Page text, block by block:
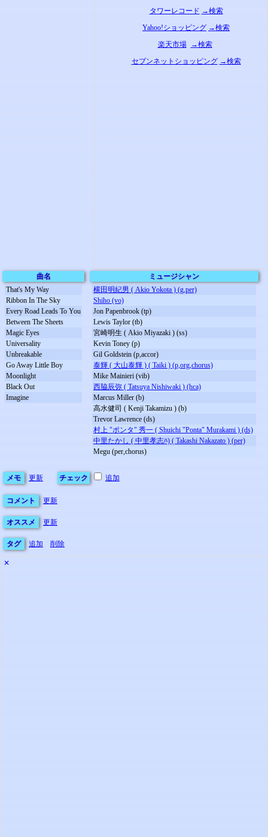
タワーレコード →検索
Yahoo!ショッピング →検索
楽天市場
→検索
セブンネットショッピング →検索
曲名
That's My Way
Ribbon In The Sky
Every Road Leads To You
Between The Sheets
Magic Eyes
Universality
Unbreakable
Go Away Little Boy
Moonlight
Black Out
Imagine
ミュージシャン
横田明紀男 ( Akio Yokota ) (g,per)
Shiho (vo)
Jon Papenbrook (tp)
Lewis Taylor (tb)
宮崎明生 ( Akio Miyazaki ) (ss)
Kevin Toney (p)
Gil Goldstein (p,accor)
泰輝 ( 大山泰輝 ) ( Taiki ) (p,org,chorus)
Mike Mainieri (vib)
西脇辰弥 ( Tatsuya Nishiwaki ) (hca)
Marcus Miller (b)
高水健司 ( Kenji Takamizu ) (b)
Trevor Lawrence (ds)
村上 "ポンタ" 秀一 ( Shuichi "Ponta" Murakami ) (ds)
中里たかし ( 中里孝志ﾊ) ( Takashi Nakazato ) (per)
Megu (per,chorus)
メモ 更新 チェック 追加
コメント 更新
オススメ 更新
タグ 追加 削除
✕